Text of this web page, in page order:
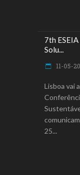
7th
Solu...
11-05-
Lisboa vai
25